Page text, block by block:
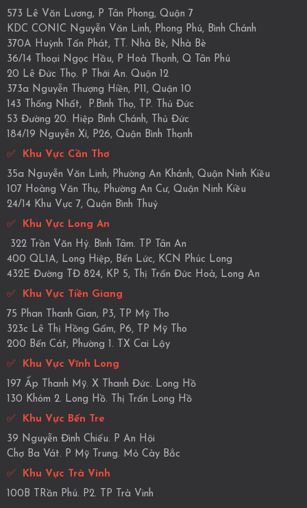
573 Lê Văn Lương, P Tân Phong, Quận 7
KDC CONIC Nguyễn Văn Linh, Phong Phú, Bình Chánh
370A Huỳnh Tấn Phát, TT. Nhà Bè, Nhà Bè
36/14 Thoại Ngọc Hầu, P Hoà Thạnh, Q Tân Phú
20 Lê Đức Thọ. P Thới An. Quận 12
373a Nguyễn Thượng Hiền, P11, Quận 10
143 Thống Nhất, P.Bình Thọ, TP. Thủ Đức
53 Đường 20. Hiệp Bình Chánh, Thủ Đức
184/19 Nguyễn Xí, P26, Quận Bình Thạnh
✅ Khu Vực Cần Thơ
35a Nguyễn Văn Linh, Phường An Khánh, Quận Ninh Kiều
107 Hoàng Văn Thụ, Phường An Cư, Quận Ninh Kiều
24/14 Khu Vực 7, Quận Bình Thuỷ
✅ Khu Vực Long An
322 Trần Văn Hý. Bình Tâm. TP Tân An
400 QL1A, Long Hiệp, Bến Lức, KCN Phúc Long
432E Đường TĐ 824, KP 5, Thị Trấn Đức Hoà, Long An
✅ Khu Vực Tiền Giang
75 Phan Thanh Gian, P3, TP Mỹ Tho
323c Lê Thị Hồng Gấm, P6, TP Mỹ Tho
200 Bến Cát, Phường 1. TX Cai Lậy
✅ Khu Vực Vĩnh Long
197 Ấp Thanh Mỹ. X Thanh Đức. Long Hồ
130 Khóm 2. Long Hồ. Thị Trấn Long Hồ
✅ Khu Vực Bến Tre
39 Nguyễn Đình Chiểu. P An Hội
Chợ Ba Vát. P Mỹ Trung. Mỏ Cày Bắc
✅ Khu Vực Trà Vinh
100B TRần Phú. P2. TP Trà Vinh